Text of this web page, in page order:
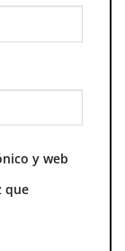
y web
que